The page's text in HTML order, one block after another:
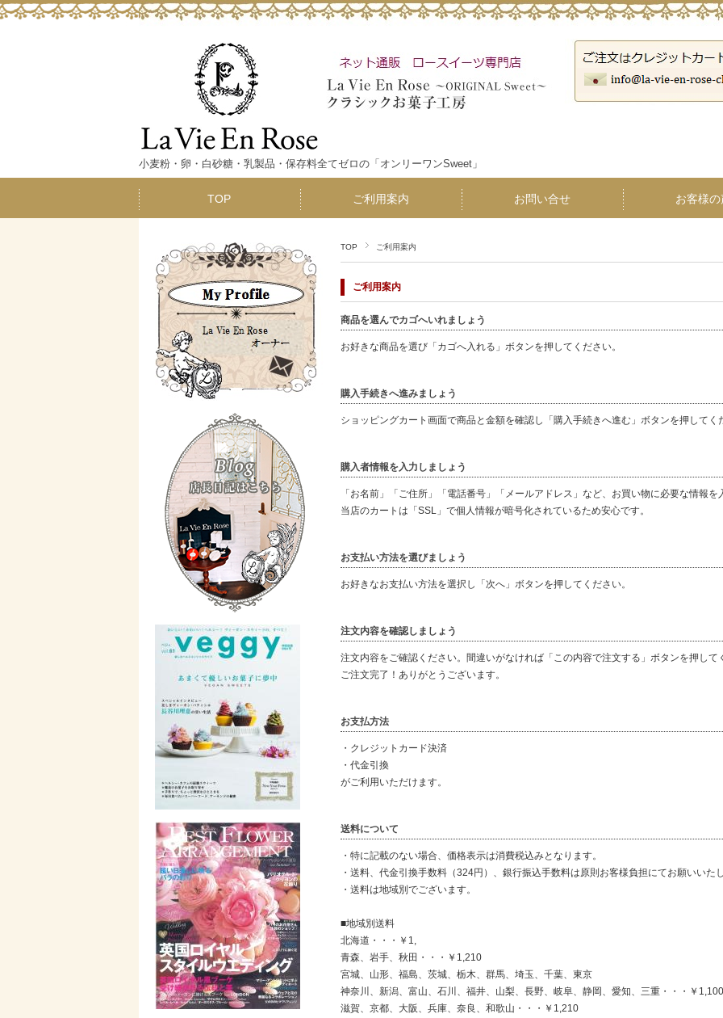
小麦粉・卵・白砂糖・乳製品・保存料全てゼロの「オンリーワンSweet」
TOP ご利用案内 お問い合せ お客様の
TOP ご利用案内
ご利用案内
商品を選んでカゴへいれましょう
お好きな商品を選び「カゴへ入れる」ボタンを押してください。
購入手続きへ進みましょう
ショッピングカート画面で商品と金額を確認し「購入手続きへ進む」ボタンを押してく
購入者情報を入力しましょう
「お名前」「ご住所」「電話番号」「メールアドレス」など、お買い物に必要な情報を
当店のカートは「SSL」で個人情報が暗号化されているため安心です。
お支払い方法を選びましょう
お好きなお支払い方法を選択し「次へ」ボタンを押してください。
注文内容を確認しましょう
注文内容をご確認ください。間違いがなければ「この内容で注文する」ボタンを押して
ご注文完了！ありがとうございます。
お支払方法
・クレジットカード決済
・代金引換
がご利用いただけます。
送料について
・特に記載のない場合、価格表示は消費税込みとなります。
・送料、代金引換手数料（324円）、銀行振込手数料は原則お客様負担にてお願いいたし
・送料は地域別でございます。
■地域別送料
北海道・・・￥1,
青森、岩手、秋田・・・￥1,210
宮城、山形、福島、茨城、栃木、群馬、埼玉、千葉、東京
神奈川、新潟、富山、石川、福井、山梨、長野、岐阜、静岡、愛知、三重・・・￥1,100
滋賀、京都、大阪、兵庫、奈良、和歌山・・・￥1,210